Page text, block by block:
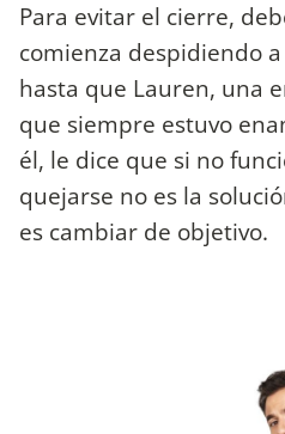
Para evitar el cierre,
comienza despidiendo
hasta que Lauren, una
que siempre estuvo
él, le dice que si no
quejarse no es la
es cambiar de objetivo.